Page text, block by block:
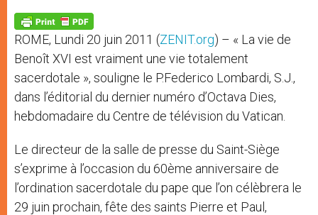
p
p
g
e
r
o
k
ROME, Lundi 20 juin 2011 (ZENIT.org) – « La vie de
Benoît XVI est vraiment une vie totalement
sacerdotale », souligne le P.Federico Lombardi, S.J.,
dans l’éditorial du dernier numéro d’Octava Dies,
hebdomadaire du Centre de télévision du Vatican.
Le directeur de la salle de presse du Saint-Siège
s’exprime à l’occasion du 60ème anniversaire de
l’ordination sacerdotale du pape que l’on célèbrera le
29 juin prochain, fête des saints Pierre et Paul,